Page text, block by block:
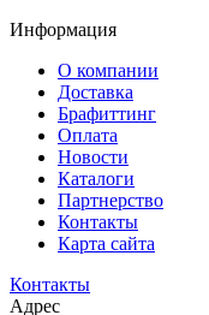
Информация
О компании
Доставка
Брафиттинг
Оплата
Новости
Каталоги
Партнерство
Контакты
Карта сайта
Контакты
Адрес